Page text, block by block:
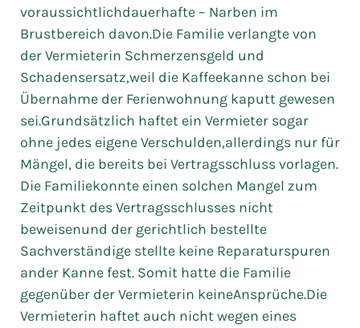
voraussichtlichdauerhafte – Narben im
Brustbereich davon.Die Familie verlangte von
der Vermieterin Schmerzensgeld und
Schadensersatz,weil die Kaffeekanne schon bei
Übernahme der Ferienwohnung kaputt gewesen
sei.Grundsätzlich haftet ein Vermieter sogar
ohne jedes eigene Verschulden,allerdings nur für
Mängel, die bereits bei Vertragsschluss vorlagen.
Die Familiekonnte einen solchen Mangel zum
Zeitpunkt des Vertragsschlusses nicht
beweisenund der gerichtlich bestellte
Sachverständige stellte keine Reparaturspuren
ander Kanne fest. Somit hatte die Familie
gegenüber der Vermieterin keineAnsprüche.Die
Vermieterin haftet auch nicht wegen eines